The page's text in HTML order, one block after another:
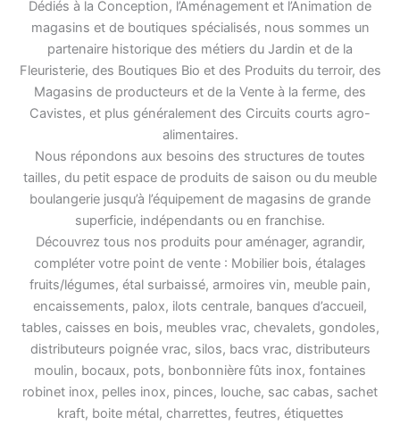
Dédiés à la Conception, l’Aménagement et l’Animation de
magasins et de boutiques spécialisés, nous sommes un
partenaire historique des métiers du Jardin et de la
Fleuristerie, des Boutiques Bio et des Produits du terroir, des
Magasins de producteurs et de la Vente à la ferme, des
Cavistes, et plus généralement des Circuits courts agro-
alimentaires.
Nous répondons aux besoins des structures de toutes
tailles, du petit espace de produits de saison ou du meuble
boulangerie jusqu’à l’équipement de magasins de grande
superficie, indépendants ou en franchise.
Découvrez tous nos produits pour aménager, agrandir,
compléter votre point de vente : Mobilier bois, étalages
fruits/légumes, étal surbaissé, armoires vin, meuble pain,
encaissements, palox, ilots centrale, banques d’accueil,
tables, caisses en bois, meubles vrac, chevalets, gondoles,
distributeurs poignée vrac, silos, bacs vrac, distributeurs
moulin, bocaux, pots, bonbonnière fûts inox, fontaines
robinet inox, pelles inox, pinces, louche, sac cabas, sachet
kraft, boite métal, charrettes, feutres, étiquettes